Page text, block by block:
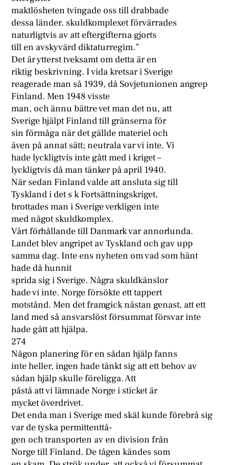
maktlösheten tvingade oss till drabbade
dessa länder. skuldkomplexet förvärrades
naturligtvis av att eftergifterna gjorts
till en avskyvärd diktaturregim.”
Det är ytterst tveksamt om detta är en
riktig beskrivning. I vida kretsar i Sverige
reagerade man så 1939, då Sovjetunionen angrep
Finland. Men 1948 visste
man, och ännu bättre vet man det nu, att
Sverige hjälpt Finland till gränserna för
sin förmåga när det gällde materiel och
även på annat sätt; neutrala var vi inte. Vi
hade lyckligtvis inte gått med i kriget –
lyckligtvis då man tänker på april 1940.
När sedan Finland valde att ansluta sig till
Tyskland i det s k Fortsättningskriget,
brottades man i Sverige verkligen inte
med något skuldkomplex.
Vårt förhållande till Danmark var annorlunda.
Landet blev angripet av Tyskland och gav upp
samma dag. Inte ens nyheten om vad som hänt
hade då hunnit
sprida sig i Sverige. Några skuldkänslor
hade vi inte. Norge försökte ett tappert
motstånd. Men det framgick nästan genast, att ett
land med så ansvarslöst försummat försvar inte
hade gått att hjälpa.
274
Någon planering för en sådan hjälp fanns
inte heller, ingen hade tänkt sig att ett behov av
sådan hjälp skulle föreligga. Att
påstå att vi lämnade Norge i sticket är
mycket överdrivet.
Det enda man i Sverige med skäl kunde förebrå sig
var de tyska permittenttå-
gen och transporten av en division från
Norge till Finland. De tågen kändes som